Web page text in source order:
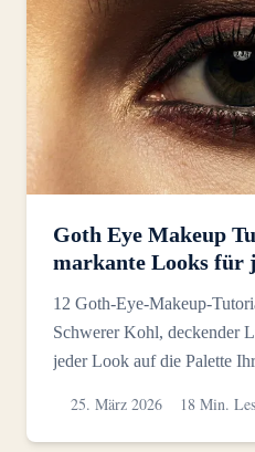
Goth Eye Makeup
markante Looks für
12 Goth-Eye-Makeup-
Schwerer Kohl, deckender
jeder Look auf die Palette
25. März 2026 18 Min.